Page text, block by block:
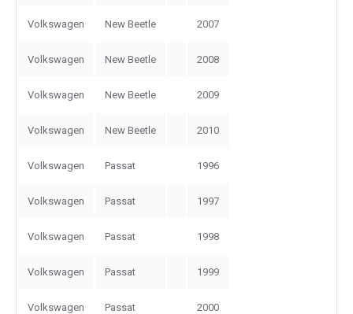
Volkswagen New Beetle 2007
Volkswagen New Beetle 2008
Volkswagen New Beetle 2009
Volkswagen New Beetle 2010
Volkswagen Passat 1996
Volkswagen Passat 1997
Volkswagen Passat 1998
Volkswagen Passat 1999
Volkswagen Passat 2000